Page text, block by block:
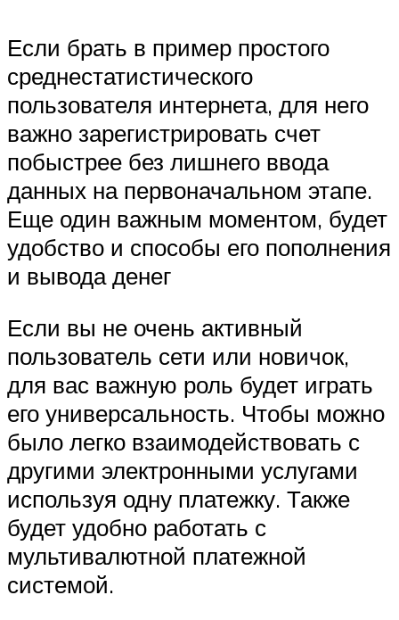
Если брать в пример простого
среднестатистического
пользователя интернета, для него
важно зарегистрировать счет
побыстрее без лишнего ввода
данных на первоначальном этапе.
Еще один важным моментом, будет
удобство и способы его пополнения
и вывода денег
Если вы не очень активный
пользователь сети или новичок,
для вас важную роль будет играть
его универсальность. Чтобы можно
было легко взаимодействовать с
другими электронными услугами
используя одну платежку. Также
будет удобно работать с
мультивалютной платежной
системой.